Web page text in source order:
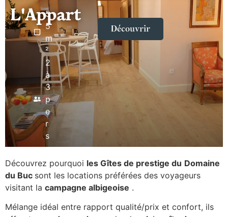
L'Appart
5
5
m
²
2
à
3
p
e
r
s
Découvrir
Découvrez pourquoi les Gîtes de prestige du Domaine
du Buc sont les locations préférées des voyageurs
visitant la campagne albigeoise .
Mélange idéal entre rapport qualité/prix et confort, ils